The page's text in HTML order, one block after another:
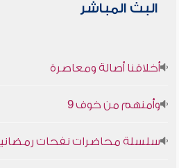
البث المباشر
أخلاقنا أصالة ومعاصرة
وأمنهم من خوف 9
سلسلة محاضرات نفحات رمضانية